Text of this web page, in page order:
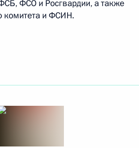
ФСО и Росгвардии, а также
комитета и ФСИН.